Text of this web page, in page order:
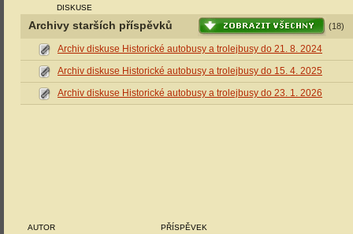
DISKUSE
Archivy starších příspěvků (18)
Archiv diskuse Historické autobusy a trolejbusy do 21. 8. 2024
Archiv diskuse Historické autobusy a trolejbusy do 15. 4. 2025
Archiv diskuse Historické autobusy a trolejbusy do 23. 1. 2026
AUTOR PŘÍSPĚVEK